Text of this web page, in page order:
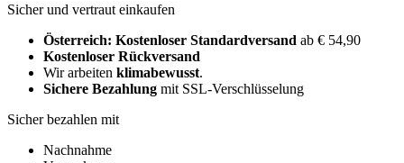
Sicher und vertraut einkaufen
Österreich: Kostenloser Standardversand ab € 54,90
Kostenloser Rückversand
Wir arbeiten klimabewusst.
Sichere Bezahlung mit SSL-Verschlüsselung
Sicher bezahlen mit
Nachnahme